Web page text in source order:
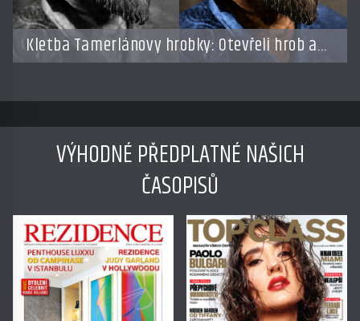
Kletba Tamerlánovy hrobky: Otevřeli hrob a
za dva dny začala invaze do SSSR. Náhoda,
VÝHODNÉ PŘEDPLATNÉ NAŠICH
ČASOPISŮ